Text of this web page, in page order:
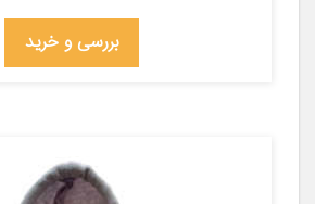
بررسی و خرید